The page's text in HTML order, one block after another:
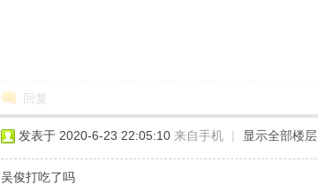
回复
发表于 2020-6-23 22:05:10 来自手机 | 显示全部楼层
吴俊打吃了吗